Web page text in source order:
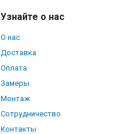
Узнайте о нас
О нас
Доставка
Оплата
Замеры
Монтаж
Сотрудничество
Контакты